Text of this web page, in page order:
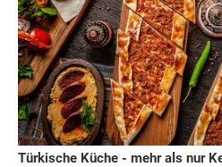
Türkische Küche - mehr als nur